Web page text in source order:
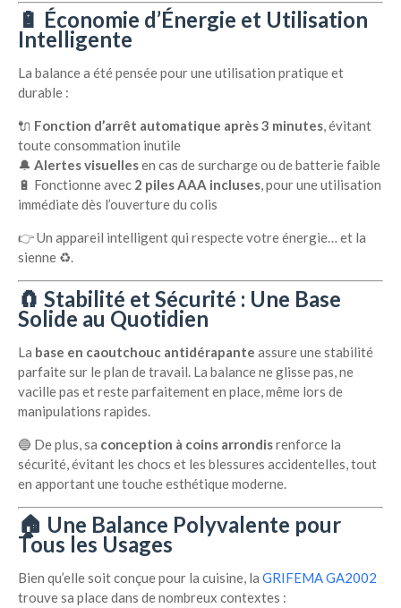
🔋 Économie d’Énergie et Utilisation
Intelligente
La balance a été pensée pour une utilisation pratique et
durable :
🔌 Fonction d’arrêt automatique après 3 minutes, évitant
toute consommation inutile
🔔 Alertes visuellesen cas de surcharge ou de batterie faible
🔋 Fonctionne avec 2 piles AAA incluses, pour une utilisation
immédiate dès l’ouverture du colis
👉 Un appareil intelligent qui respecte votre énergie… et la
sienne ♻️.
🧲 Stabilité et Sécurité : Une Base
Solide au Quotidien
La base en caoutchouc antidérapante assure une stabilité
parfaite sur le plan de travail. La balance ne glisse pas, ne
vacille pas et reste parfaitement en place, même lors de
manipulations rapides.
🔵 De plus, sa conception à coins arrondisrenforce la
sécurité, évitant les chocs et les blessures accidentelles, tout
en apportant une touche esthétique moderne.
🏠 Une Balance Polyvalente pour
Tous les Usages
Bien qu’elle soit conçue pour la cuisine, la GRIFEMA GA2002
trouve sa place dans de nombreux contextes :